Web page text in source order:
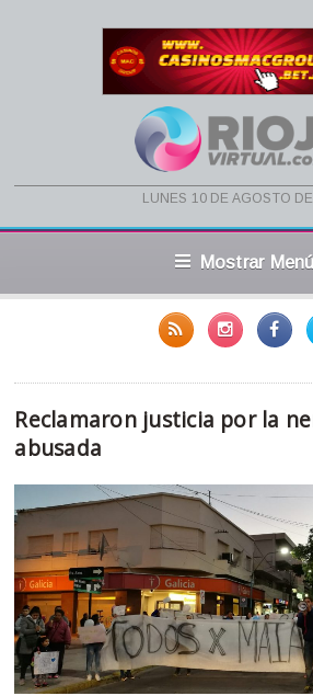
lunes 10 de agosto de
Mostrar Menú
Reclamaron justicia por la
abusada